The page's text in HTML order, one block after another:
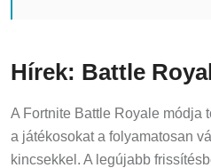
Hírek: Battle
A Fortnite Battle Royale módja
a játékosokat a folyamatosan
kincsekkel. A legújabb